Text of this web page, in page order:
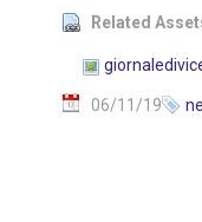
Related
06/11/19